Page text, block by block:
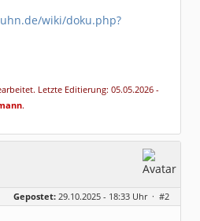
wiki/doku.php?
Letzte Editierung: 05.05.2026 -
.
Gepostet: 29.10.2025 - 18:33 Uhr · #2